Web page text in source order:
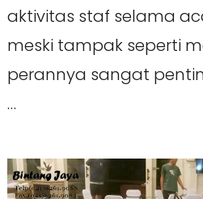
aktivitas staf selama
meski tampak seperti
perannya sangat
…